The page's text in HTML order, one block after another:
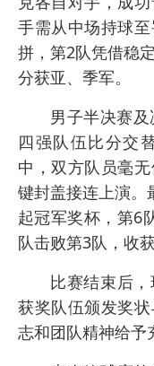
手需从中场持球
拼，第2队凭借稳
分获亚、季军。
男子半决赛及
四强队伍比分交
中，双方队员毫
键封盖接连上演。
起冠军奖杯，第6
队击败第3队，收获
比赛结束后
获奖队伍颁发奖
志和团队精神给予